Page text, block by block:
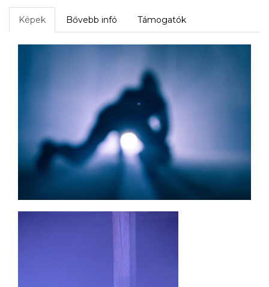
Képek Bővebb infó Támogatók